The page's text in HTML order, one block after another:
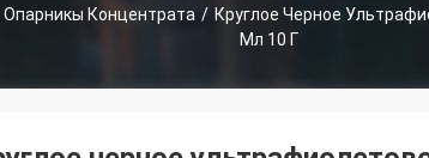
Концентрата / Круглое Черное
Мл 10 Г